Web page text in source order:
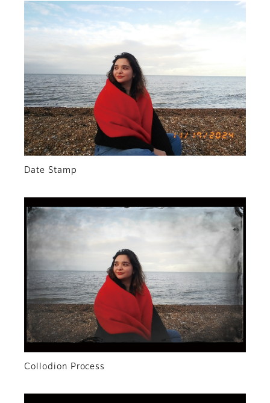
Date Stamp
Collodion Process